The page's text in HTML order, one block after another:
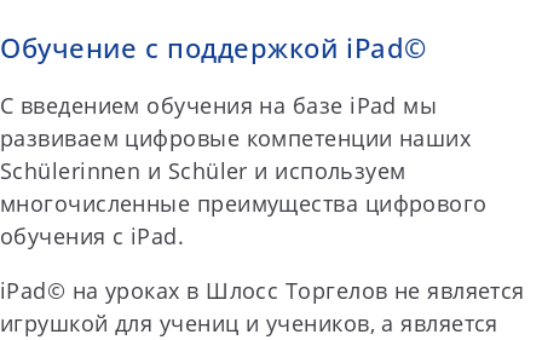
Обучение с поддержкой iPad©
С введением обучения на базе iPad мы
развиваем цифровые компетенции наших
Schülerinnen и Schüler и используем
многочисленные преимущества цифрового
обучения с iPad.
iPad© на уроках в Шлосс Торгелов не является
игрушкой для учениц и учеников, а является